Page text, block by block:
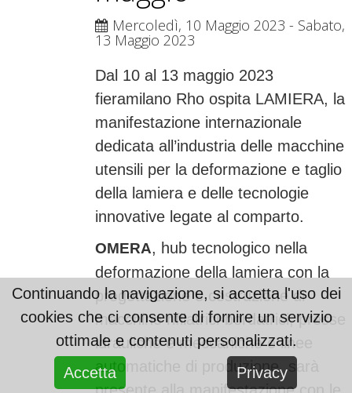
Mercoledì, 10 Maggio 2023 - Sabato,
13 Maggio 2023
Dal 10 al 13 maggio 2023
fieramilano Rho ospita LAMIERA, la
manifestazione internazionale
dedicata all’industria delle macchine
utensili per la deformazione e taglio
della lamiera e delle tecnologie
innovative legate al comparto.
OMERA, hub tecnologico nella
deformazione della lamiera con la
progettazione e costruzione di
macchine rifilatrici-bordatrici, presse
idrauliche e meccaniche e linee
automatiche di produzione, sarà
Continuando la navigazione, si accetta l'uso dei
cookies che ci consente di fornire un servizio
ottimale e contenuti personalizzati.
Accetta
Privacy